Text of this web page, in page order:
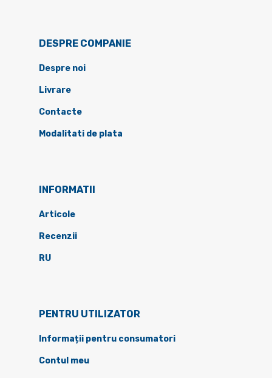
DESPRE COMPANIE
Despre noi
Livrare
Contacte
Modalitati de plata
INFORMATII
Articole
Recenzii
RU
PENTRU UTILIZATOR
Informații pentru consumatori
Contul meu